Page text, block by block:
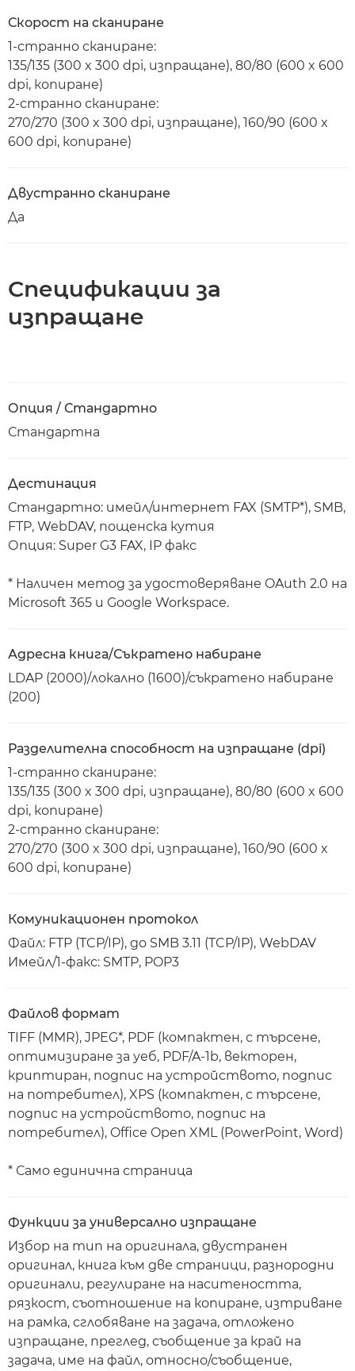
Скорост на сканиране
1-странно сканиране:
135/135 (300 x 300 dpi, изпращане), 80/80 (600 x 600
dpi, копиране)
2-странно сканиране:
270/270 (300 x 300 dpi, изпращане), 160/90 (600 x
600 dpi, копиране)
Двустранно сканиране
Да
Спецификации за
изпращане
Опция / Стандартно
Стандартна
Дестинация
Стандартно: имейл/интернет FAX (SMTP*), SMB,
FTP, WebDAV, пощенска кутия
Опция: Super G3 FAX, IP факс
* Наличен метод за удостоверяване OAuth 2.0 на
Microsoft 365 и Google Workspace.
Адресна книга/Съкратено набиране
LDAP (2000)/локално (1600)/съкратено набиране
(200)
Разделителна способност на изпращане (dpi)
1-странно сканиране:
135/135 (300 x 300 dpi, изпращане), 80/80 (600 x 600
dpi, копиране)
2-странно сканиране:
270/270 (300 x 300 dpi, изпращане), 160/90 (600 x
600 dpi, копиране)
Комуникационен протокол
Файл: FTP (TCP/IP), до SMB 3.11 (TCP/IP), WebDAV
Имейл/1-факс: SMTP, POP3
Файлов формат
TIFF (MMR), JPEG*, PDF (компактен, с търсене,
оптимизиране за уеб, PDF/A-1b, векторен,
криптиран, подпис на устройството, подпис
на потребител), XPS (компактен, с търсене,
подпис на устройството, подпис на
потребител), Office Open XML (PowerPoint, Word)
* Само единична страница
Функции за универсално изпращане
Избор на тип на оригинала, двустранен
оригинал, книга към две страници, разнородни
оригинали, регулиране на наситеността,
рязкост, съотношение на копиране, изтриване
на рамка, сглобяване на задача, отложено
изпращане, преглед, съобщение за край на
задача, име на файл, относно/съобщение,